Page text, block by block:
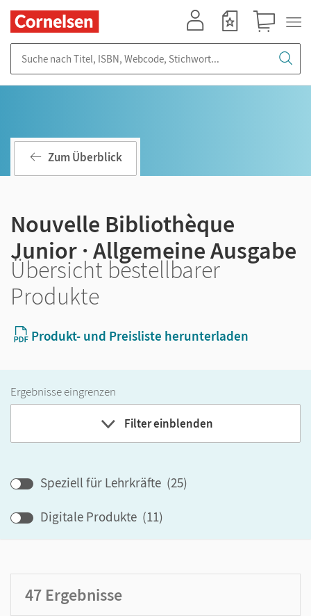
Zum Überblick
Nouvelle Bibliothèque
Junior · Allgemeine Ausgabe
Übersicht bestellbarer
Produkte
Produkt- und Preisliste herunterladen
Ergebnisse eingrenzen
Filter einblenden
Klassenstufe
GER-Niveau
Speziell für Lehrkräfte (25)
Digitale Produkte (11)
47 Ergebnisse